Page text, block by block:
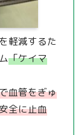
軽減するた
「ケイマ
血管をぎゅ
全に止血